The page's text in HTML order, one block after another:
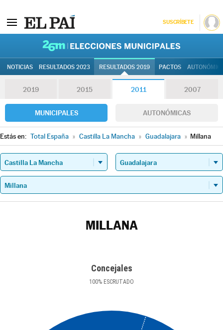
SUSCRÍBETE
NOTICIAS RESULTADOS 2023 RESULTADOS 2019 PACTOS
2019 2015 2011 2007
MUNICIPALES AUTONÓMICAS
Estás en: Total España » Castilla La Mancha » Guadalajara » Millana
MILLANA
Concejales
100% ESCRUTADO